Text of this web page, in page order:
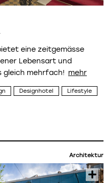
eine zeitgemässe
Lebensart und
gleich mehrfach!
Designhotel
Lifestyle
Architektur